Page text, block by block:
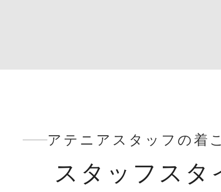
アテニアスタッフの着
スタッフスタ